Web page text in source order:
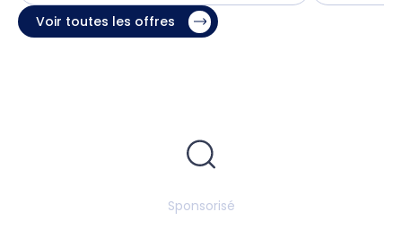
Voir toutes les offres
Sponsorisé